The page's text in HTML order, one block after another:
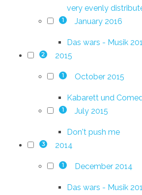
very evenly
1 January 2016
Das wars - Musik
2 2015
1 October 2015
Kabarett und
1 July 2015
Don't push me
3 2014
1 December 2014
Das wars - Musik